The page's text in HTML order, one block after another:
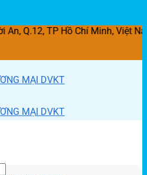
Q.12, TP Hồ Chí Minh, Việt Nam